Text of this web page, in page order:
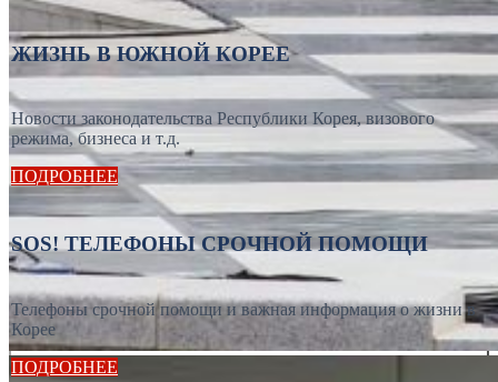
ЖИЗНЬ В ЮЖНОЙ КОРЕЕ
Новости законодательства Республики Корея, визового
режима, бизнеса и т.д.
ПОДРОБНЕЕ
SOS! ТЕЛЕФОНЫ СРОЧНОЙ ПОМОЩИ
Телефоны срочной помощи и важная информация о жизни в
Корее
ПОДРОБНЕЕ